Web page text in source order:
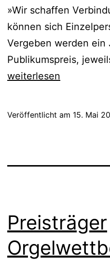
»Wir schaffen
können sich
Vergeben werden ein
Publikumspreis,
weiterlesen
Veröffentlicht am 15. Mai
Preisträger